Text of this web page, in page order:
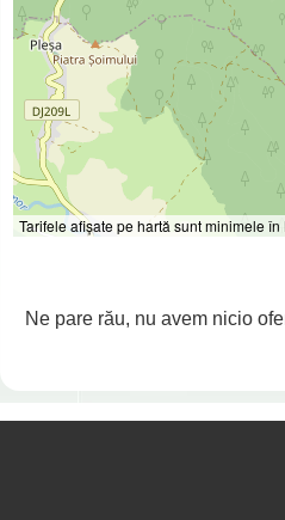
Tarifele afișate pe hartă sunt minimele
Ne pare rău, nu avem nicio